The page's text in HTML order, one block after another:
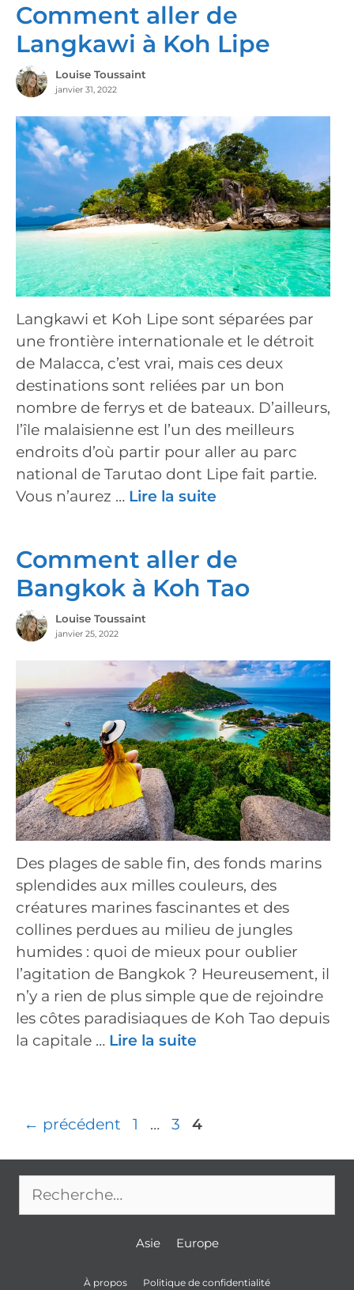
Comment aller de
Langkawi à Koh Lipe
Louise Toussaint
janvier 31, 2022
Langkawi et Koh Lipe sont séparées par
une frontière internationale et le détroit
de Malacca, c’est vrai, mais ces deux
destinations sont reliées par un bon
nombre de ferrys et de bateaux. D’ailleurs,
l’île malaisienne est l’un des meilleurs
endroits d’où partir pour aller au parc
national de Tarutao dont Lipe fait partie.
Vous n’aurez … Lire la suite
Comment aller de
Bangkok à Koh Tao
Louise Toussaint
janvier 25, 2022
Des plages de sable fin, des fonds marins
splendides aux milles couleurs, des
créatures marines fascinantes et des
collines perdues au milieu de jungles
humides : quoi de mieux pour oublier
l’agitation de Bangkok ? Heureusement, il
n’y a rien de plus simple que de rejoindre
les côtes paradisiaques de Koh Tao depuis
la capitale … Lire la suite
Navigation
← précédent Page
1 … Page
3 Page
4
Asie Europe
À propos Politique de confidentialité